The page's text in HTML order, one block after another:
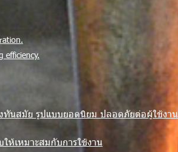
efficiency.
ทันสมัย รูปแบบยอดนิยม ปลอดภัยต่อผู้ใช้งาน
ห้เหมาะสมกับการใช้งาน